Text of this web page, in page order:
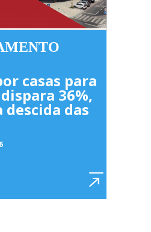
casas para
36%,
descida das